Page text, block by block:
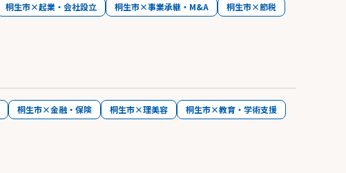
桐生市×起業・会社設立 桐生市×事業承継・M&A
桐生市×節税
桐生市×金融・保険 桐生市×理美容
桐生市×教育・学術支援